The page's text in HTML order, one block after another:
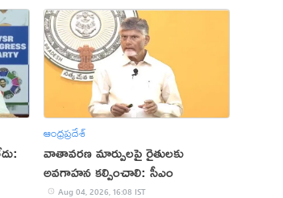
ఆంధ్రప్రదేశ్
వాతావరణ మార్పులపై రైతులకు
అవగాహన కల్పించాలి: సీఎం
Aug 04, 2026, 16:08 IST